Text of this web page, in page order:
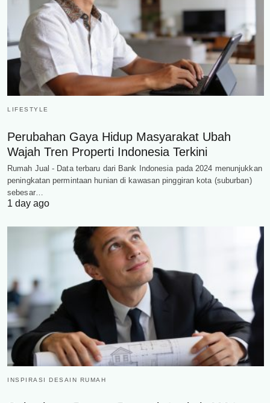
LIFESTYLE
Perubahan Gaya Hidup Masyarakat Ubah
Wajah Tren Properti Indonesia Terkini
Rumah Jual - Data terbaru dari Bank Indonesia pada 2024 menunjukkan
peningkatan permintaan hunian di kawasan pinggiran kota (suburban)
sebesar…
1 day ago
INSPIRASI DESAIN RUMAH